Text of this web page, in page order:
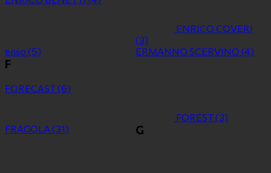
ENRICO COVERI
(3)
enso (5) ERMANNO SCERVINO (4)
F
FORECAST(6)
FOREST(3)
FRAGOLA (31) G